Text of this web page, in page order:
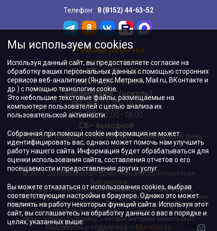
Телефон:
8 (8152) 44-63-52
Режим работы
ПН–ПТ:10:00–18:00
ВС:11:00–18:00
"БиблиоДвиж" (цоколь):
ПН–ЧТ:11:00–19:00
ПТ, ВС:11:00–18:00
СБ– выходной
Последний понедельник месяца – санитарный день
© 2001-26 Мурманская областная детско-юношеская
библиотека
Все права на материалы, опубликованные на сайте МОДЮБ,
принадлежат учреждению и/или авторам и охраняются в соответствии
с законодательством РФ. Использование материалов, опубликованных
на сайте МОДЮБ, допускается только с обязательной прямой
гиперссылкой на страницу, с которой материал заимствован.
Разработка и поддержка — Murman.ru
Мы используем cookies
Используя данный сайт, вы предоставляете согласие на
обработку ваших персональных данных с помощью сторонних
сервисов веб-аналитики (Яндекс.Метрика, Mail.ru, ВКонтакте и
др.) с помощью технологии cookie.
Это небольшие текстовые файлы, размещаемые на
компьютере пользователей с целью анализа их
пользовательской активности.
Собранная при помощи cookie информация не может
идентифицировать вас, однако может помочь нам улучшить
работу нашего сайта. Информация будет обрабатываться для
оценки использования сайта, составления отчетов о его
посещаемости и предоставления других услуг.
Вы можете отказаться от использования cookies, выбрав
соответствующие настройки в браузере. Однако это может
повлиять на работу некоторых функций сайта. Используя этот
сайт, вы соглашаетесь на обработку данных о вас в порядке и
целях, указанных выше.